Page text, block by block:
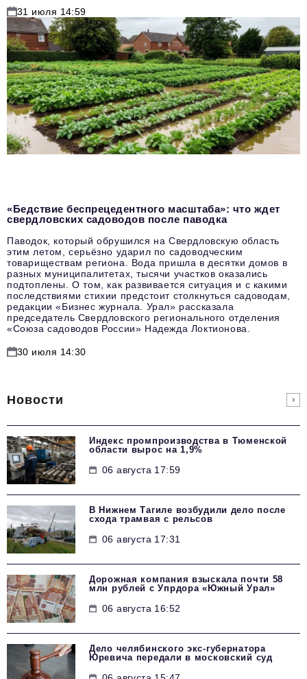
31 июля 14:59
«Бедствие беспрецедентного масштаба»: что ждет
свердловских садоводов после паводка
Паводок, который обрушился на Свердловскую область
этим летом, серьёзно ударил по садоводческим
товариществам региона. Вода пришла в десятки домов в
разных муниципалитетах, тысячи участков оказались
подтоплены. О том, как развивается ситуация и с какими
последствиями стихии предстоит столкнуться садоводам,
редакции «Бизнес журнала. Урал» рассказала
председатель Свердловского регионального отделения
«Союза садоводов России» Надежда Локтионова.
30 июля 14:30
Новости
Индекс промпроизводства в Тюменской
области вырос на 1,9%
06 августа 17:59
В Нижнем Тагиле возбудили дело после
схода трамвая с рельсов
06 августа 17:31
Дорожная компания взыскала почти 58
млн рублей с Упрдора «Южный Урал»
06 августа 16:52
Дело челябинского экс-губернатора
Юревича передали в московский суд